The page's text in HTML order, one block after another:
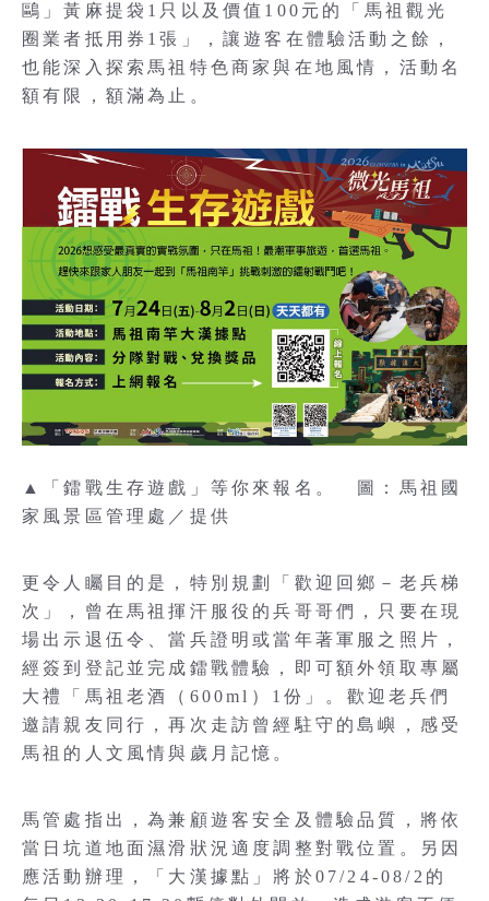
鷗」黃麻提袋1只以及價值100元的「馬祖觀光
圈業者抵用券1張」，讓遊客在體驗活動之餘，
也能深入探索馬祖特色商家與在地風情，活動名
額有限，額滿為止。
▲「鐳戰生存遊戲」等你來報名。 圖：馬祖國
家風景區管理處／提供
更令人矚目的是，特別規劃「歡迎回鄉－老兵梯
次」，曾在馬祖揮汗服役的兵哥哥們，只要在現
場出示退伍令、當兵證明或當年著軍服之照片，
經簽到登記並完成鐳戰體驗，即可額外領取專屬
大禮「馬祖老酒（600ml）1份」。歡迎老兵們
邀請親友同行，再次走訪曾經駐守的島嶼，感受
馬祖的人文風情與歲月記憶。
馬管處指出，為兼顧遊客安全及體驗品質，將依
當日坑道地面濕滑狀況適度調整對戰位置。另因
應活動辦理，「大漢據點」將於07/24-08/2的